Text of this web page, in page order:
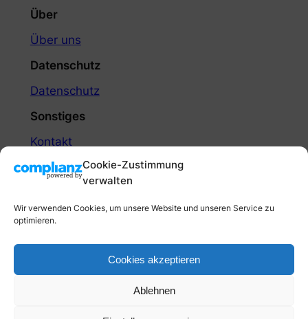
Cookie-Zustimmung
verwalten
Wir verwenden Cookies, um unsere Website und unseren Service zu
optimieren.
Cookies akzeptieren
Ablehnen
Über
Über uns
Datenschutz
Datenschutz
Sonstiges
Kontakt
Barrierefreiheit Erklärung
Facebook
Linkedin
Impressum